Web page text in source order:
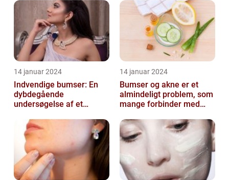
14 januar 2024
Indvendige bumser: En
dybdegående
undersøgelse af et
14 januar 2024
Bumser og akne er et
almindeligt problem, som
mange forbinder med